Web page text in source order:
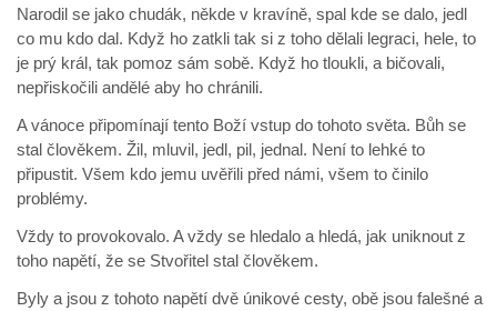
Narodil se jako chudák, někde v kravíně, spal kde se dalo, jedl
co mu kdo dal. Když ho zatkli tak si z toho dělali legraci, hele, to
je prý král, tak pomoz sám sobě. Když ho tloukli, a bičovali,
nepřiskočili andělé aby ho chránili.
A vánoce připomínají tento Boží vstup do tohoto světa. Bůh se
stal člověkem. Žil, mluvil, jedl, pil, jednal. Není to lehké to
připustit. Všem kdo jemu uvěřili před námi, všem to činilo
problémy.
Vždy to provokovalo. A vždy se hledalo a hledá, jak uniknout z
toho napětí, že se Stvořitel stal člověkem.
Byly a jsou z tohoto napětí dvě únikové cesty, obě jsou falešné a